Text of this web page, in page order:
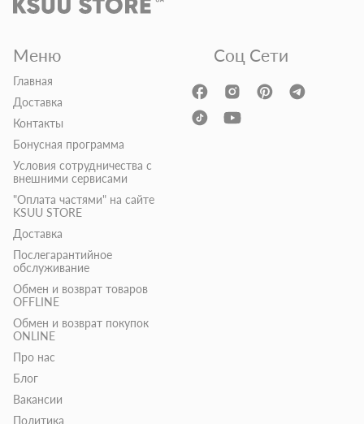
Меню
Главная
Доставка
Контакты
Бонусная программа
Условия сотрудничества с
внешними сервисами
"Оплата частями" на сайте
KSUU STORE
Доставка
Послегарантийное
обслуживание
Обмен и возврат товаров
OFFLINE
Обмен и возврат покупок
ONLINE
Про нас
Блог
Вакансии
Политика
Соц Сети